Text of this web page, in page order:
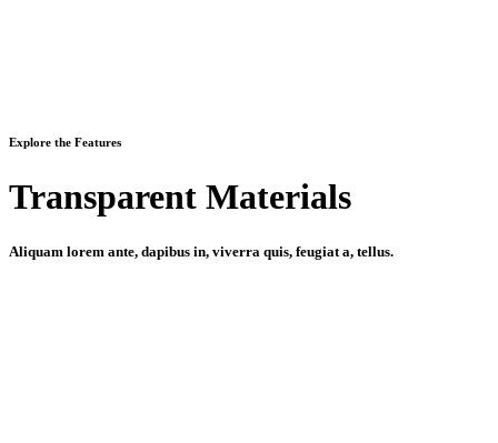
Explore the Features
Transparent Materials
Aliquam lorem ante, dapibus in, viverra quis, feugiat a, tellus.